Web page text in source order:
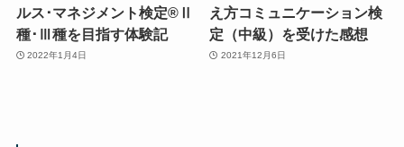
ルス･マネジメント検定®︎Ⅱ
種･Ⅲ種を目指す体験記
2022年1月4日
え方コミュニケーション検
定（中級）を受けた感想
2021年12月6日